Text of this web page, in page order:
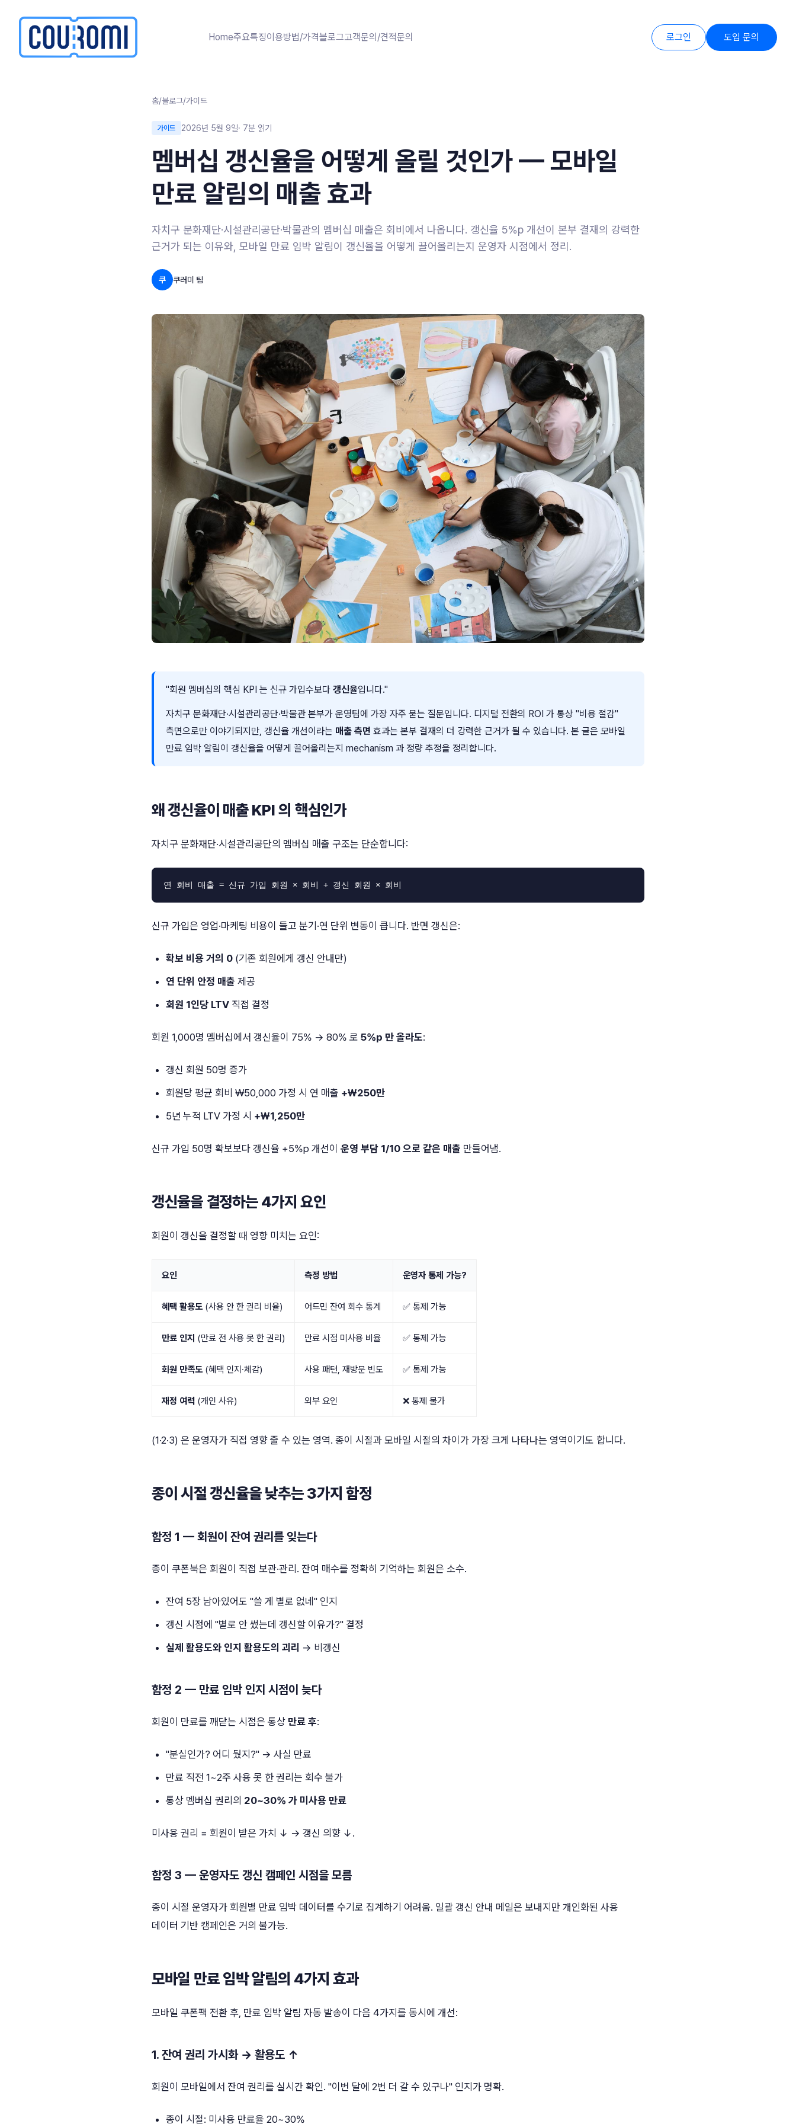
Home주요특징이용방법/가격블로그고객문의/견적문의 로그인 도입 문의
홈/블로그/가이드
가이드 2026년 5월 9일· 7분 읽기
멤버십 갱신율을 어떻게 올릴 것인가 — 모바일
만료 알림의 매출 효과
자치구 문화재단·시설관리공단·박물관의 멤버십 매출은 회비에서 나옵니다. 갱신율 5%p 개선이 본부 결재의 강력한
근거가 되는 이유와, 모바일 만료 임박 알림이 갱신율을 어떻게 끌어올리는지 운영자 시점에서 정리.
쿠 쿠러미 팀
"회원 멤버십의 핵심 KPI 는 신규 가입수보다 갱신율입니다."
자치구 문화재단·시설관리공단·박물관 본부가 운영팀에 가장 자주 묻는 질문입니다. 디지털 전환의 ROI 가 통상 "비용 절감"
측면으로만 이야기되지만, 갱신율 개선이라는 매출 측면 효과는 본부 결재의 더 강력한 근거가 될 수 있습니다. 본 글은 모바일
만료 임박 알림이 갱신율을 어떻게 끌어올리는지 mechanism 과 정량 추정을 정리합니다.
왜 갱신율이 매출 KPI 의 핵심인가
자치구 문화재단·시설관리공단의 멤버십 매출 구조는 단순합니다:
신규 가입은 영업·마케팅 비용이 들고 분기·연 단위 변동이 큽니다. 반면 갱신은:
확보 비용 거의 0 (기존 회원에게 갱신 안내만)
연 단위 안정 매출 제공
회원 1인당 LTV 직접 결정
회원 1,000명 멤버십에서 갱신율이 75% → 80% 로 5%p 만 올라도:
갱신 회원 50명 증가
회원당 평균 회비 ₩50,000 가정 시 연 매출 +₩250만
5년 누적 LTV 가정 시 +₩1,250만
신규 가입 50명 확보보다 갱신율 +5%p 개선이 운영 부담 1/10 으로 같은 매출 만들어냄.
갱신율을 결정하는 4가지 요인
회원이 갱신을 결정할 때 영향 미치는 요인:
요인 측정 방법 운영자 통제 가능?
혜택 활용도(사용 안 한 권리 비율) 어드민 잔여 회수 통계 ✅ 통제 가능
만료 인지 (만료 전 사용 못 한 권리) 만료 시점 미사용 비율 ✅ 통제 가능
회원 만족도(혜택 인지·체감) 사용 패턴, 재방문 빈도 ✅ 통제 가능
재정 여력 (개인 사유) 외부 요인 ❌ 통제 불가
(1·2·3) 은 운영자가 직접 영향 줄 수 있는 영역. 종이 시절과 모바일 시절의 차이가 가장 크게 나타나는 영역이기도 합니다.
종이 시절 갱신율을 낮추는 3가지 함정
함정 1 — 회원이 잔여 권리를 잊는다
종이 쿠폰북은 회원이 직접 보관·관리. 잔여 매수를 정확히 기억하는 회원은 소수.
잔여 5장 남아있어도 "쓸 게 별로 없네" 인지
갱신 시점에 "별로 안 썼는데 갱신할 이유가?" 결정
실제 활용도와 인지 활용도의 괴리 → 비갱신
함정 2 — 만료 임박 인지 시점이 늦다
회원이 만료를 깨닫는 시점은 통상 만료 후:
"분실인가? 어디 뒀지?" → 사실 만료
만료 직전 1~2주 사용 못 한 권리는 회수 불가
통상 멤버십 권리의 20~30% 가 미사용 만료
미사용 권리 = 회원이 받은 가치 ↓ → 갱신 의향 ↓.
함정 3 — 운영자도 갱신 캠페인 시점을 모름
종이 시절 운영자가 회원별 만료 임박 데이터를 수기로 집계하기 어려움. 일괄 갱신 안내 메일은 보내지만 개인화된 사용
데이터 기반 캠페인은 거의 불가능.
모바일 만료 임박 알림의 4가지 효과
모바일 쿠폰팩 전환 후, 만료 임박 알림 자동 발송이 다음 4가지를 동시에 개선:
1. 잔여 권리 가시화 → 활용도 ↑
회원이 모바일에서 잔여 권리를 실시간 확인. "이번 달에 2번 더 갈 수 있구나" 인지가 명확.
종이 시절: 미사용 만료율 20~30%